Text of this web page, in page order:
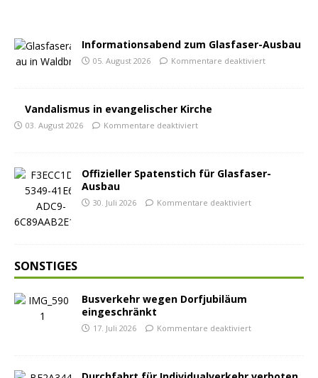
Informationsabend zum Glasfaser-Ausbau
05. August 2026 Kommentare deaktiviert
Vandalismus in evangelischer Kirche
03. August 2026 Kommentare deaktiviert
Offizieller Spatenstich für Glasfaser-
Ausbau
30. Juli 2026 Kommentare deaktiviert
SONSTIGES
Busverkehr wegen Dorfjubiläum
eingeschränkt
17. Juli 2026 Kommentare deaktiviert